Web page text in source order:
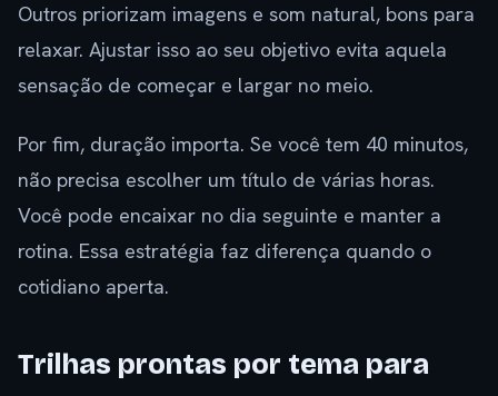
Outros priorizam imagens e som natural, bons para
relaxar. Ajustar isso ao seu objetivo evita aquela
sensação de começar e largar no meio.
Por fim, duração importa. Se você tem 40 minutos,
não precisa escolher um título de várias horas.
Você pode encaixar no dia seguinte e manter a
rotina. Essa estratégia faz diferença quando o
cotidiano aperta.
Trilhas prontas por tema para